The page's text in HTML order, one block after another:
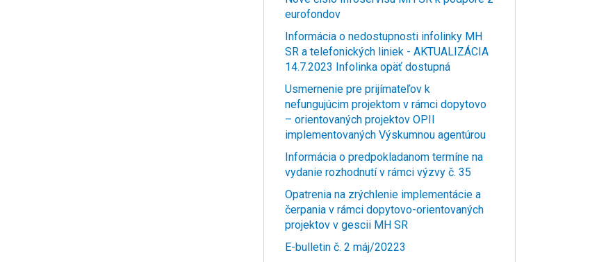
eurofondov
Informácia o nedostupnosti infolinky MH
SR a telefonických liniek - AKTUALIZÁCIA
14.7.2023 Infolinka opäť dostupná
Usmernenie pre prijímateľov k
nefungujúcim projektom v rámci dopytovo
– orientovaných projektov OPII
implementovaných Výskumnou agentúrou
Informácia o predpokladanom termíne na
vydanie rozhodnutí v rámci výzvy č. 35
Opatrenia na zrýchlenie implementácie a
čerpania v rámci dopytovo-orientovaných
projektov v gescii MH SR
E-bulletin č. 2 máj/20223